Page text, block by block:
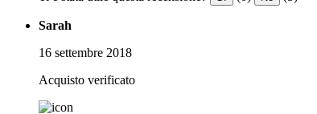
Sarah
16 settembre 2018
Acquisto verificato